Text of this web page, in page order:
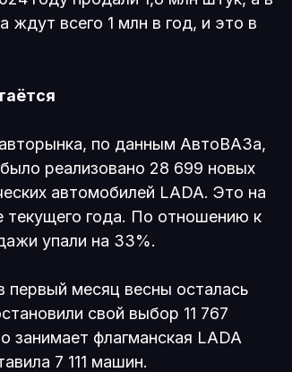
ждут всего 1 млн в год, и это в
по данным АвтоВАЗа,
реализовано 28 699 новых
автомобилей LADA. Это на
текущего года. По отношению к
упали на 33%.
месяц весны осталась
свой выбор 11 767
занимает флагманская LADA
7 111 машин.